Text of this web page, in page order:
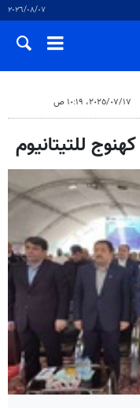
٠٧‏/٠٨‏/٢٠٢٦
١٧‏/٠٧‏/٢٠٢٥، ١٠:١٩ ص
للتيتانيوم